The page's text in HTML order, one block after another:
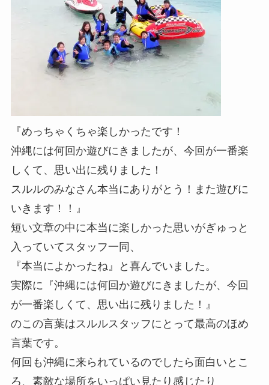
『めっちゃくちゃ楽しかったです！
沖縄には何回か遊びにきましたが、今回が一番楽
しくて、思い出に残りました！
スルルのみなさん本当にありがとう！また遊びに
いきます！！』
短い文章の中に本当に楽しかった思いがぎゅっと
入っていてスタッフ一同、
『本当によかったね』と喜んでいました。
実際に『沖縄には何回か遊びにきましたが、今回
が一番楽しくて、思い出に残りました！』
のこの言葉はスルルスタッフにとって最高のほめ
言葉です。
何回も沖縄に来られているのでしたら面白いとこ
ろ、素敵な場所をいっぱい見たり感じたり